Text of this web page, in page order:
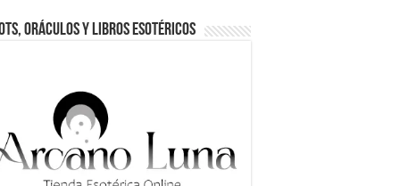
ORÁCULOS Y LIBROS ESOTÉRICOS